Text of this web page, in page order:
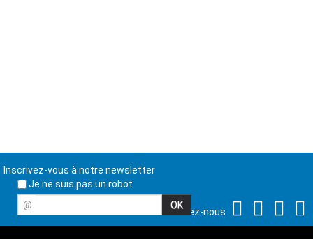
Inscrivez-vous à notre newsletter
Je ne suis pas un robot
@
Suivez-nous